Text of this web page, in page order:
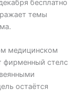
бесплатно
темы
медицинском
фирменный стелс
остаётся